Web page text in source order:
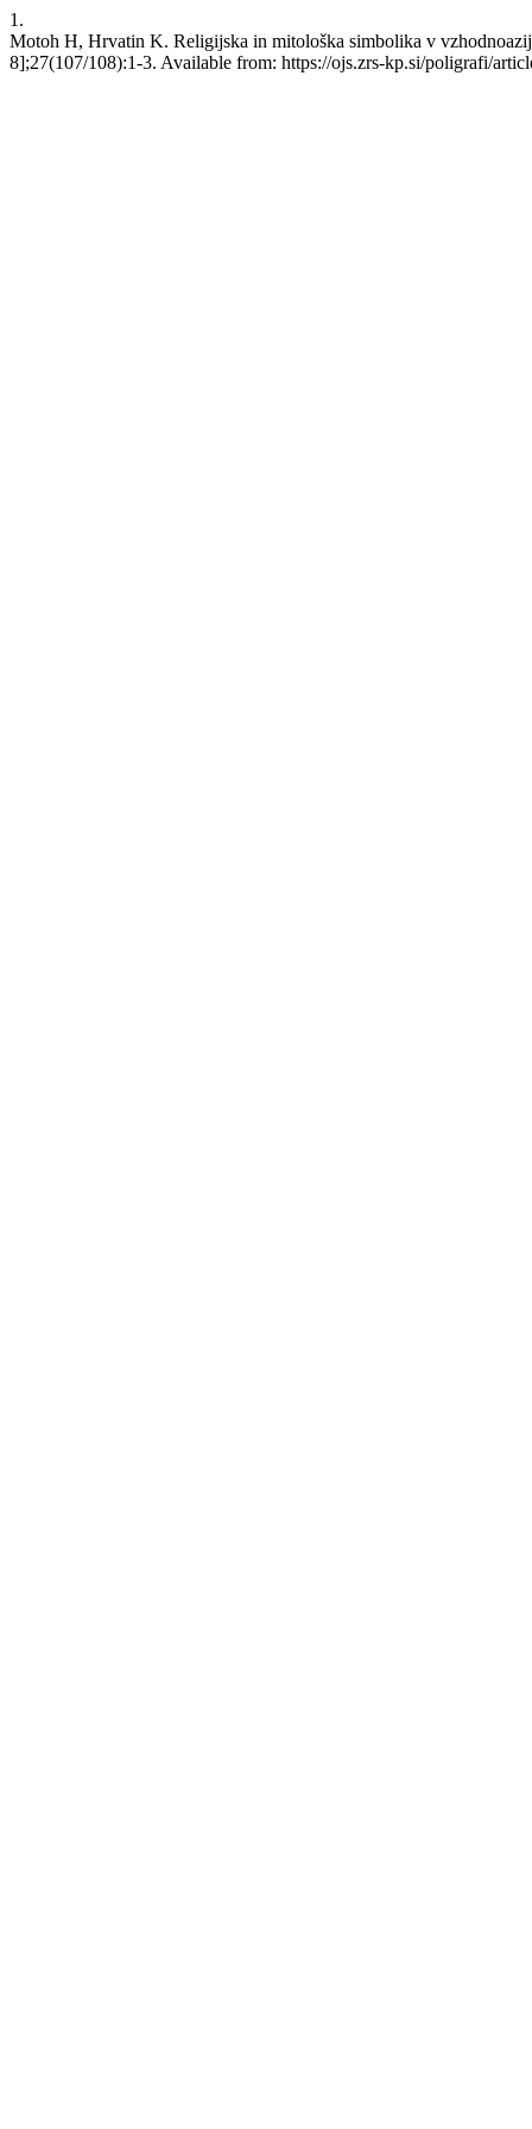
1.
Motoh H, Hrvatin K. Religijska in mitološka simbolika v
8];27(107/108):1-3. Available from: https://ojs.zrs-kp.si/poligrafi/